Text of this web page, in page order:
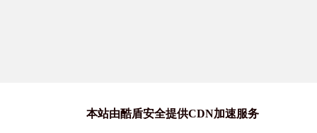
本站由酷盾安全提供CDN加速服务